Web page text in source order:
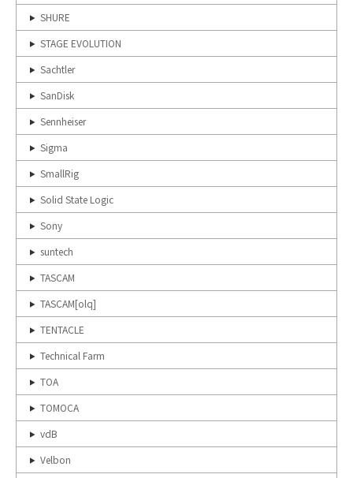
SHURE
STAGE EVOLUTION
Sachtler
SanDisk
Sennheiser
Sigma
SmallRig
Solid State Logic
Sony
suntech
TASCAM
TASCAM[olq]
TENTACLE
Technical Farm
TOA
TOMOCA
vdB
Velbon